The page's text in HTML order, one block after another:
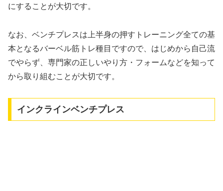
にすることが大切です。
なお、ベンチプレスは上半身の押すトレーニング全ての基
本となるバーベル筋トレ種目ですので、はじめから自己流
でやらず、専門家の正しいやり方・フォームなどを知って
から取り組むことが大切です。
インクラインベンチプレス